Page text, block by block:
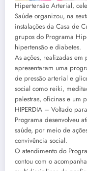
Hipertensão Arterial,
Saúde organizou, na
instalações da Casa de
grupos do Programa
hipertensão e diabetes.
As ações, realizadas em
apresentaram uma
de pressão arterial e
social como reiki,
palestras, oficinas e um
HIPERDIA – Voltado
Programa desenvolveu
saúde, por meio de
convivência social.
O atendimento do
contou com o